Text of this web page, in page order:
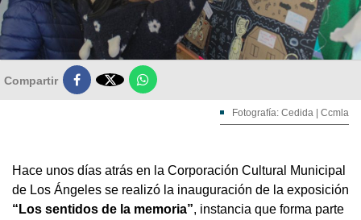
Compartir 
Fotografía: Cedida | Ccmla
Hace unos días atrás en la Corporación Cultural Municipal
de Los Ángeles se realizó la inauguración de la exposición
“Los sentidos de la memoria”, instancia que forma parte